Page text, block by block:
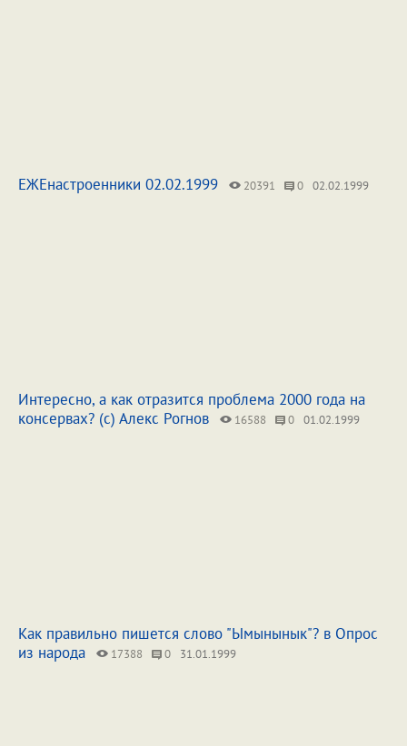
ЕЖЕнастроенники 02.02.1999 20391 0 02.02.1999
Интересно, а как отразится проблема 2000 года на
консервах? (с) Алекс Рогнов
16588 0 01.02.1999
Как правильно пишется слово "Ымынынык"? в Опрос
из народа
17388 0 31.01.1999